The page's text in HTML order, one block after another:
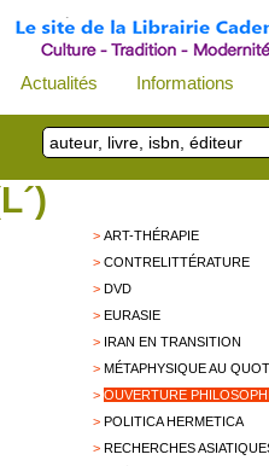
Actualités Informations
>ART-THÉRAPIE
>CONTRELITTÉRATURE
>DVD
>EURASIE
> IRAN EN TRANSITION
>MÉTAPHYSIQUE AU
>OUVERTURE
>POLITICA HERMETICA
>RECHERCHES